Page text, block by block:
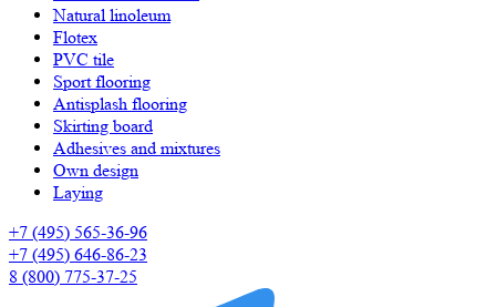
Natural linoleum
Flotex
PVC tile
Sport flooring
Antisplash flooring
Skirting board
Adhesives and mixtures
Own design
Laying
+7 (495) 565-36-96
+7 (495) 646-86-23
8 (800) 775-37-25